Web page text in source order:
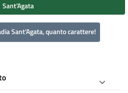
Sant’Agata
Sant’Agata, quanto carattere!